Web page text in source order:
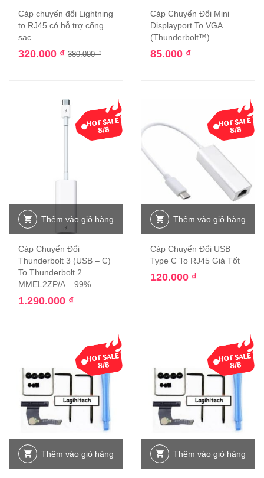
Cáp chuyển đổi Lightning
to RJ45 có hỗ trợ cổng
sạc
380.000₫
320.000 ₫
Cáp Chuyển Đổi Mini
Displayport To VGA
(Thunderbolt™)
85.000 ₫
Thêm vào giỏ hàng
Cáp Chuyển Đổi
Thunderbolt 3 (USB – C)
To Thunderbolt 2
MMEL2ZP/A – 99%
1.290.000 ₫
Thêm vào giỏ hàng
Cáp Chuyển Đổi USB
Type C To RJ45 Giá Tốt
120.000 ₫
Thêm vào giỏ hàng Thêm vào giỏ hàng